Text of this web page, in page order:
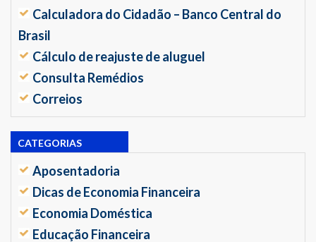
Calculadora do Cidadão – Banco Central do
Brasil
Cálculo de reajuste de aluguel
Consulta Remédios
Correios
CATEGORIAS
Aposentadoria
Dicas de Economia Financeira
Economia Doméstica
Educação Financeira